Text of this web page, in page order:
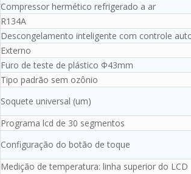
Compressor hermético refrigerado a ar
R134A
Descongelamento inteligente com controle
Externo
Furo de teste de plástico Ф43mm
Tipo padrão sem ozônio
Soquete universal (um)
Programa lcd de 30 segmentos
Configuração do botão de toque
Medição de temperatura: linha superior do LCD